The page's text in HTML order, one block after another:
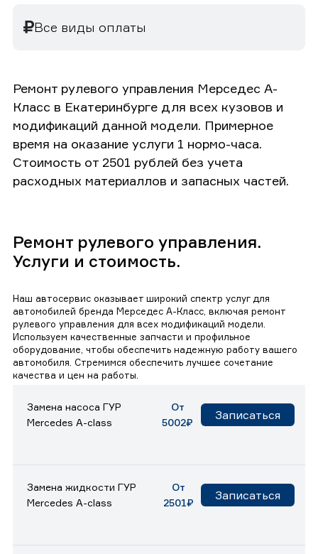
Все виды оплаты
Ремонт рулевого управления Мерседес А-
Класс в Екатеринбурге для всех кузовов и
модификаций данной модели. Примерное
время на оказание услуги 1 нормо-часа.
Стоимость от 2501 рублей без учета
расходных материаллов и запасных частей.
Ремонт рулевого управления.
Услуги и стоимость.
Наш автосервис оказывает широкий спектр услуг для
автомобилей бренда Мерседес А-Класс, включая ремонт
рулевого управления для всех модификаций модели.
Используем качественные запчасти и профильное
оборудование, чтобы обеспечить надежную работу вашего
автомобиля. Стремимся обеспечить лучшее сочетание
качества и цен на работы.
Замена насоса ГУР
Mercedes A-class
От
5002₽
Записаться
Замена жидкости ГУР
Mercedes A-class
От
2501₽
Записаться